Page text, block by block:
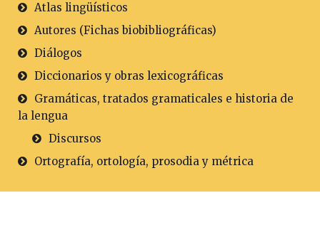
Atlas lingüísticos
Autores (Fichas biobibliográficas)
Diálogos
Diccionarios y obras lexicográficas
Gramáticas, tratados gramaticales e historia de
la lengua
Discursos
Ortografía, ortología, prosodia y métrica